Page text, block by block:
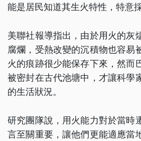
能是居民知道其生火特性，特意
美聯社報導指出，由於用火的灰
腐爛，受熱改變的沉積物也容易
火的痕跡很少能保存下來，然而
被密封在古代池塘中，才讓科學
的生活狀況。
研究團隊說，用火能力對於當時
言至關重要，讓他們更能適應當